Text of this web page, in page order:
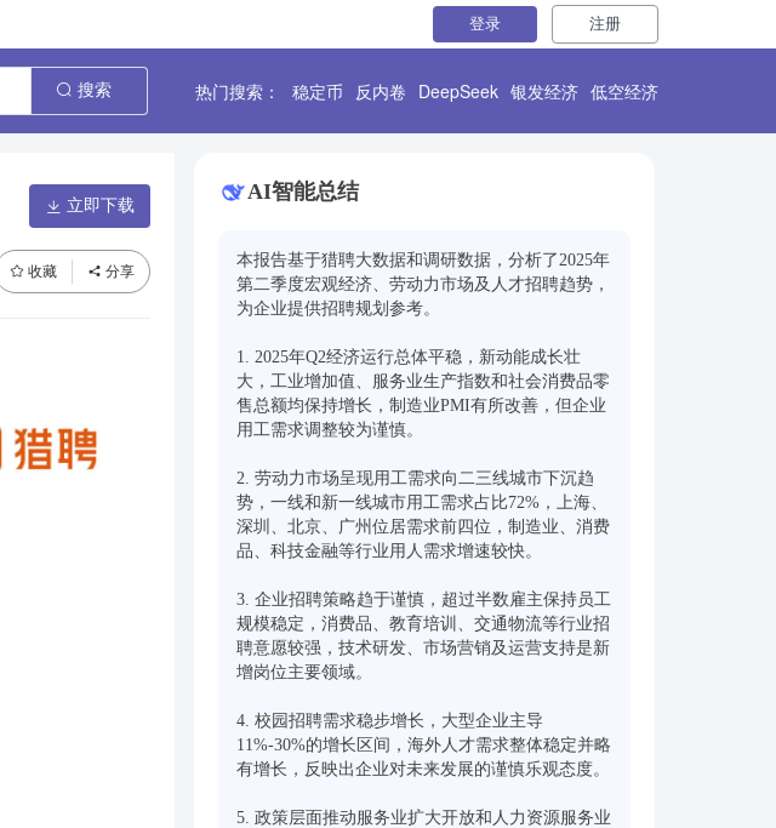
登录 注册
搜索 热门搜索： 稳定币 反内卷 DeepSeek 银发经济 低空经济
立即下载
收藏 分享
AI智能总结
本报告基于猎聘大数据和调研数据，分析了2025年
第二季度宏观经济、劳动力市场及人才招聘趋势，
为企业提供招聘规划参考。
1. 2025年Q2经济运行总体平稳，新动能成长壮
大，工业增加值、服务业生产指数和社会消费品零
售总额均保持增长，制造业PMI有所改善，但企业
用工需求调整较为谨慎。
2. 劳动力市场呈现用工需求向二三线城市下沉趋
势，一线和新一线城市用工需求占比72%，上海、
深圳、北京、广州位居需求前四位，制造业、消费
品、科技金融等行业用人需求增速较快。
3. 企业招聘策略趋于谨慎，超过半数雇主保持员工
规模稳定，消费品、教育培训、交通物流等行业招
聘意愿较强，技术研发、市场营销及运营支持是新
增岗位主要领域。
4. 校园招聘需求稳步增长，大型企业主导
11%-30%的增长区间，海外人才需求整体稳定并略
有增长，反映出企业对未来发展的谨慎乐观态度。
5. 政策层面推动服务业扩大开放和人力资源服务业